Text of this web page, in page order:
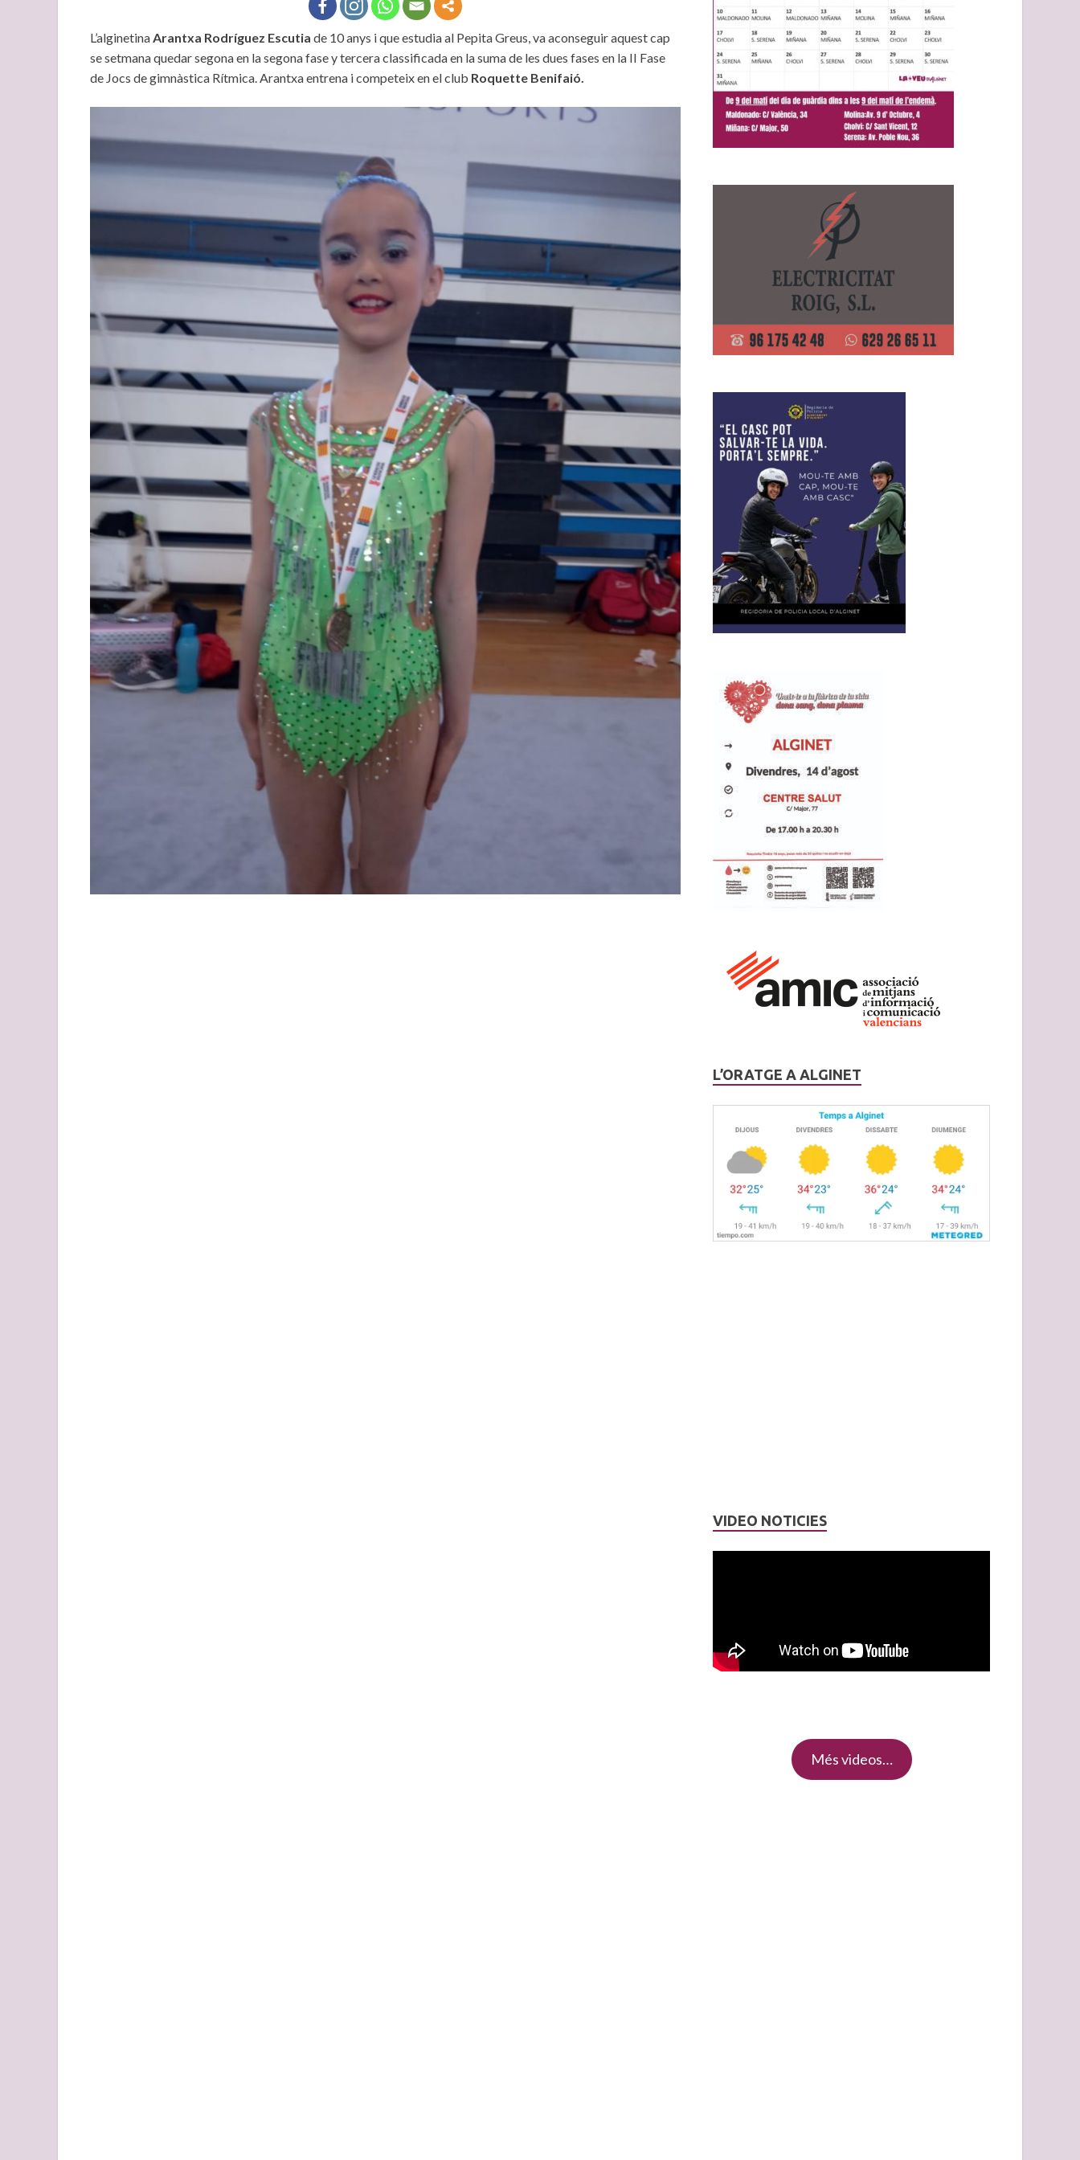
L’alginetinaArantxa Rodríguez Escutia de 10 anys i que estudia al Pepita Greus, va aconseguir aquest cap
se setmana quedar segona en la segona fase y tercera classificada en la suma de les dues fases en la II Fase
de Jocs de gimnàstica Rítmica. Arantxa entrena i competeix en el club Roquette Benifaió.
L’ORATGE A ALGINET
VIDEO NOTICIES
Més videos…